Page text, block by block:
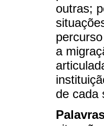
outras;
a
de cada